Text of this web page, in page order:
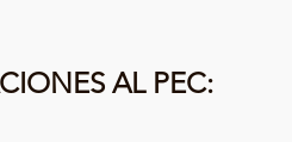
AL PEC: